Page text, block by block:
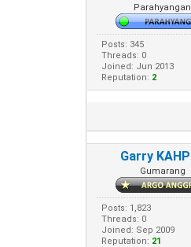
Parahyangan
Posts: 345
Threads: 0
Joined: Jun 2013
Reputation: 2
Garry KAHP
Gumarang
Posts: 1,823
Threads: 0
Joined: Sep 2009
Reputation: 21